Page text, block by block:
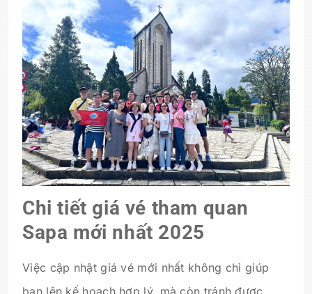
Chi tiết giá vé tham quan
Sapa mới nhất 2025
Việc cập nhật giá vé mới nhất không chỉ giúp